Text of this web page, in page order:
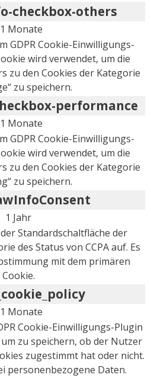
checkbox-others
Monate
GDPR Cookie-Einwilligungs-
wird verwendet, um die
zu den Cookies der Kategorie
zu speichern.
performance
Monate
GDPR Cookie-Einwilligungs-
wird verwendet, um die
zu den Cookies der Kategorie
zu speichern.
1 Jahr
Standardschaltfläche der
des Status von CCPA auf. Es
mit dem primären
Cookie.
Monate
Cookie-Einwilligungs-Plugin
zu speichern, ob der Nutzer
zugestimmt hat oder nicht.
personenbezogene Daten.